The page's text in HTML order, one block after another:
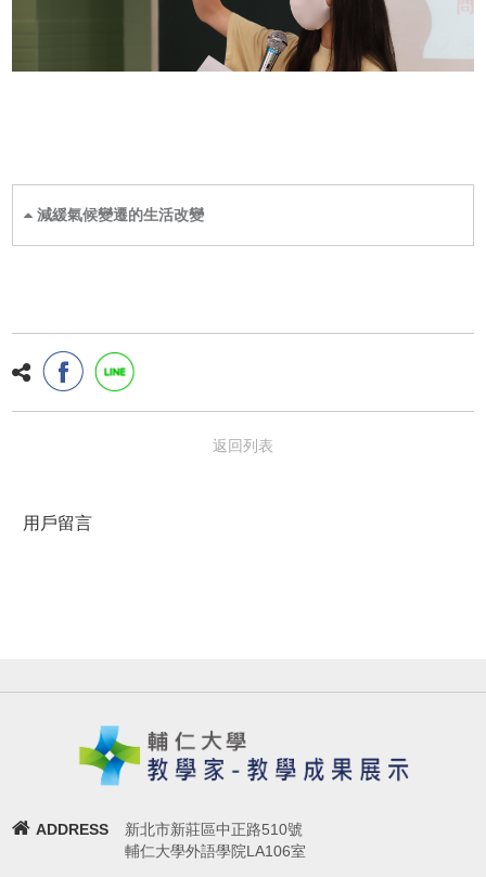
減緩氣候變遷的生活改變
返回列表
用戶留言
ADDRESS
新北市新莊區中正路510號
輔仁大學外語學院LA106室